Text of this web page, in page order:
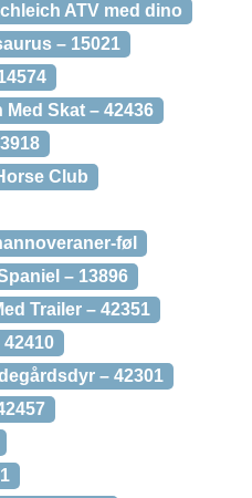
ATV med dino
– 15021
Skat – 42436
Club
føl
– 13896
Trailer – 42351
– 42301